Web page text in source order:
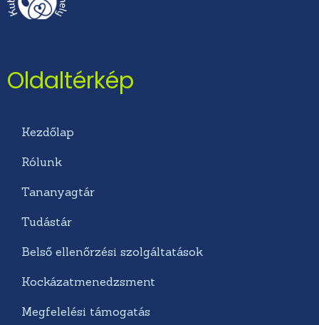
Oldaltérkép
Kezdőlap
Rólunk
Tananyagtár
Tudástár
Belső ellenőrzési szolgáltatások
Kockázatmenedzsment
Megfelelési támogatás